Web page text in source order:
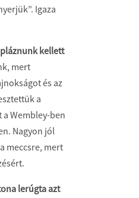
Igaza
kellett
mert
és az
a
Wembley-ben
Nagyon jól
meccsre, mert
lerúgta azt